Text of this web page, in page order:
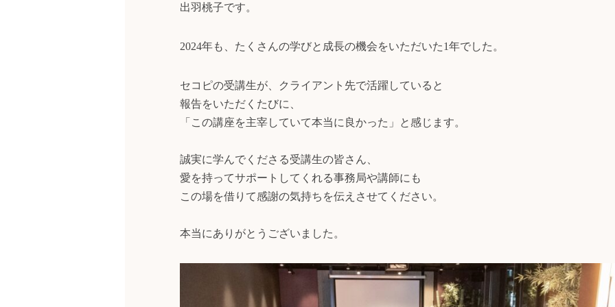
出羽桃子です。
2024年も、たくさんの学びと成長の機会をいただいた1年でした。
セコピの受講生が、クライアント先で活躍していると
報告をいただくたびに、
「この講座を主宰していて本当に良かった」と感じます。
誠実に学んでくださる受講生の皆さん、
愛を持ってサポートしてくれる事務局や講師にも
この場を借りて感謝の気持ちを伝えさせてください。
本当にありがとうございました。